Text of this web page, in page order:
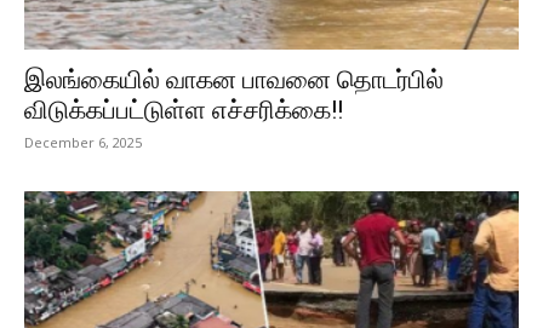
இலங்கையில் வாகன பாவனை தொடர்பில்
விடுக்கப்பட்டுள்ள எச்சரிக்கை!!
December 6, 2025